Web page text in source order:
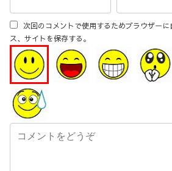
次回のコメントで使用するためブラウザー
ス、サイトを保存する。